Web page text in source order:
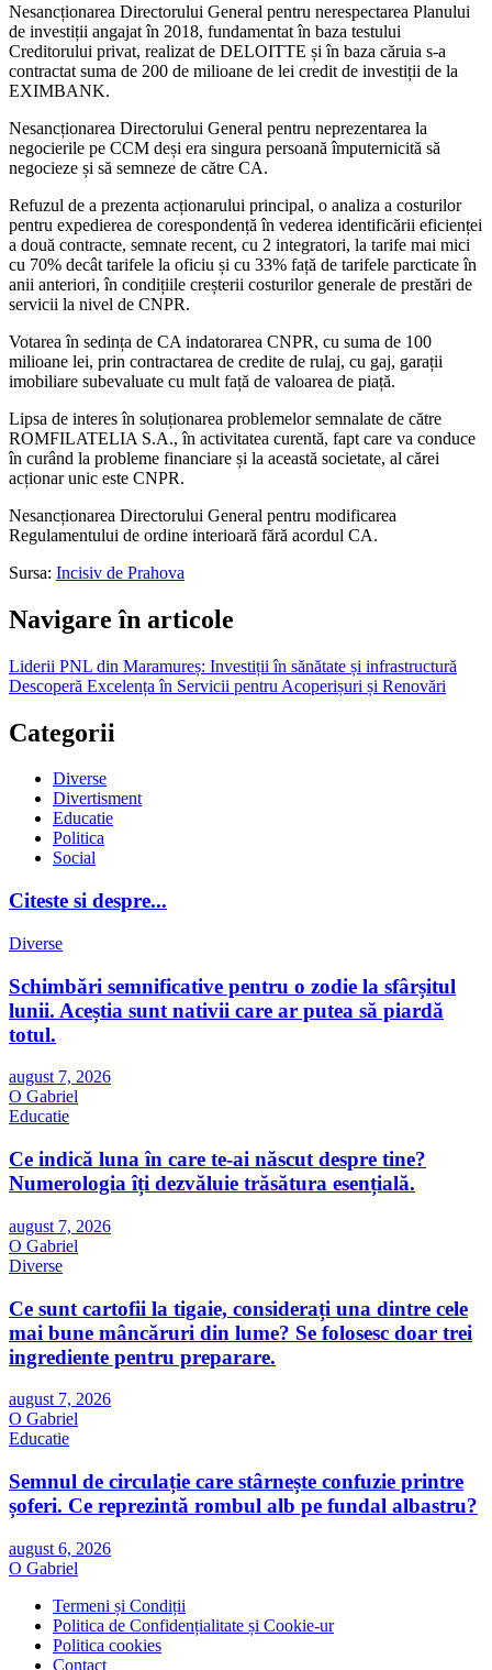
Nesancționarea Directorului General pentru nerespectarea Planului
de investiții angajat în 2018, fundamentat în baza testului
Creditorului privat, realizat de DELOITTE și în baza căruia s-a
contractat suma de 200 de milioane de lei credit de investiții de la
EXIMBANK.
Nesancționarea Directorului General pentru neprezentarea la
negocierile pe CCM deși era singura persoană împuternicită să
negocieze și să semneze de către CA.
Refuzul de a prezenta acționarului principal, o analiza a costurilor
pentru expedierea de corespondență în vederea identificării eficienței
a două contracte, semnate recent, cu 2 integratori, la tarife mai mici
cu 70% decât tarifele la oficiu și cu 33% față de tarifele parcticate în
anii anteriori, în condițiile creșterii costurilor generale de prestări de
servicii la nivel de CNPR.
Votarea în sedința de CA indatorarea CNPR, cu suma de 100
milioane lei, prin contractarea de credite de rulaj, cu gaj, garații
imobiliare subevaluate cu mult față de valoarea de piață.
Lipsa de interes în soluționarea problemelor semnalate de către
ROMFILATELIA S.A., în activitatea curentă, fapt care va conduce
în curând la probleme financiare și la această societate, al cărei
acționar unic este CNPR.
Nesancționarea Directorului General pentru modificarea
Regulamentului de ordine interioară fără acordul CA.
Sursa: Incisiv de Prahova
Navigare în articole
Liderii PNL din Maramureș: Investiții în sănătate și infrastructură
Descoperă Excelența în Servicii pentru Acoperișuri și Renovări
Categorii
Diverse
Divertisment
Educatie
Politica
Social
Citeste si despre...
Diverse
Schimbări semnificative pentru o zodie la sfârșitul
lunii. Aceștia sunt nativii care ar putea să piardă
totul.
august 7, 2026
O Gabriel
Educatie
Ce indică luna în care te-ai născut despre tine?
Numerologia îți dezvăluie trăsătura esențială.
august 7, 2026
O Gabriel
Diverse
Ce sunt cartofii la tigaie, considerați una dintre cele
mai bune mâncăruri din lume? Se folosesc doar trei
ingrediente pentru preparare.
august 7, 2026
O Gabriel
Educatie
Semnul de circulație care stârnește confuzie printre
șoferi. Ce reprezintă rombul alb pe fundal albastru?
august 6, 2026
O Gabriel
Termeni și Condiții
Politica de Confidențialitate și Cookie-ur
Politica cookies
Contact